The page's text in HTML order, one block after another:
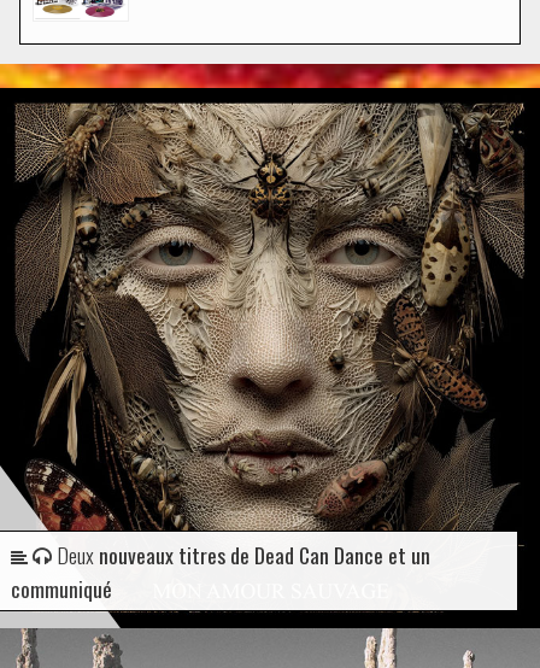
Deuxnouveaux titres de Dead Can Dance et un
communiqué